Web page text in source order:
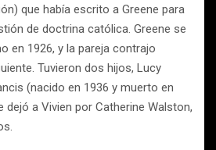
que había escrito a Greene para
de doctrina católica. Greene se
en 1926, y la pareja contrajo
Tuvieron dos hijos, Lucy
(nacido en 1936 y muerto en
dejó a Vivien por Catherine Walston,